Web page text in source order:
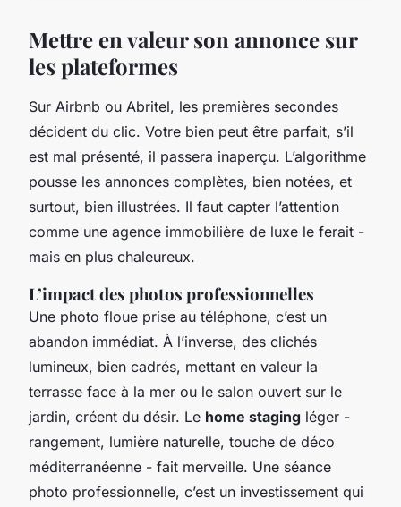
Mettre en valeur son annonce sur
les plateformes
Sur Airbnb ou Abritel, les premières secondes
décident du clic. Votre bien peut être parfait, s’il
est mal présenté, il passera inaperçu. L’algorithme
pousse les annonces complètes, bien notées, et
surtout, bien illustrées. Il faut capter l’attention
comme une agence immobilière de luxe le ferait -
mais en plus chaleureux.
L’impact des photos professionnelles
Une photo floue prise au téléphone, c’est un
abandon immédiat. À l’inverse, des clichés
lumineux, bien cadrés, mettant en valeur la
terrasse face à la mer ou le salon ouvert sur le
jardin, créent du désir. Le home staging léger -
rangement, lumière naturelle, touche de déco
méditerranéenne - fait merveille. Une séance
photo professionnelle, c’est un investissement qui